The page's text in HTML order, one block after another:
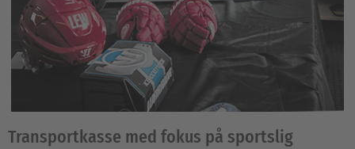
Transportkasse med fokus på sportslig